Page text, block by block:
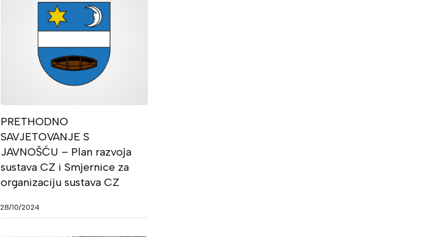
PRETHODNO
SAVJETOVANJE S
JAVNOŠĆU – Plan razvoja
sustava CZ i Smjernice za
organizaciju sustava CZ
28/10/2024